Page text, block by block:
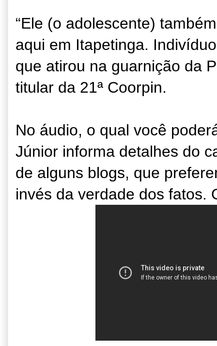
“Ele (o adolescente)
aqui em Itapetinga.
que atirou na guarnição da
titular da 21ª Coorpin.
No áudio, o qual você
Júnior informa detalhes do
de alguns blogs, que
invés da verdade dos fatos.